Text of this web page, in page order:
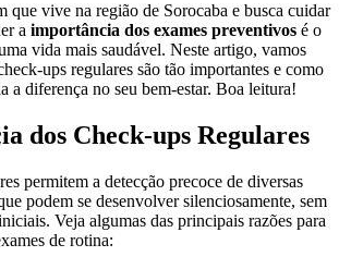
que vive na região de Sorocaba e busca cuidar
a importância dos exames preventivos é o
vida mais saudável. Neste artigo, vamos
ups regulares são tão importantes e como
a diferença no seu bem-estar. Boa leitura!
dos Check-ups Regulares
permitem a detecção precoce de diversas
podem se desenvolver silenciosamente, sem
Veja algumas das principais razões para
de rotina: